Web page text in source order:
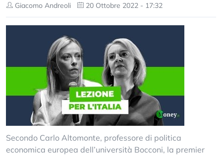
Giacomo Andreoli 20 Ottobre 2022 - 17:32
Secondo Carlo Altomonte, professore di politica
economica europea dell’università Bocconi, la premier